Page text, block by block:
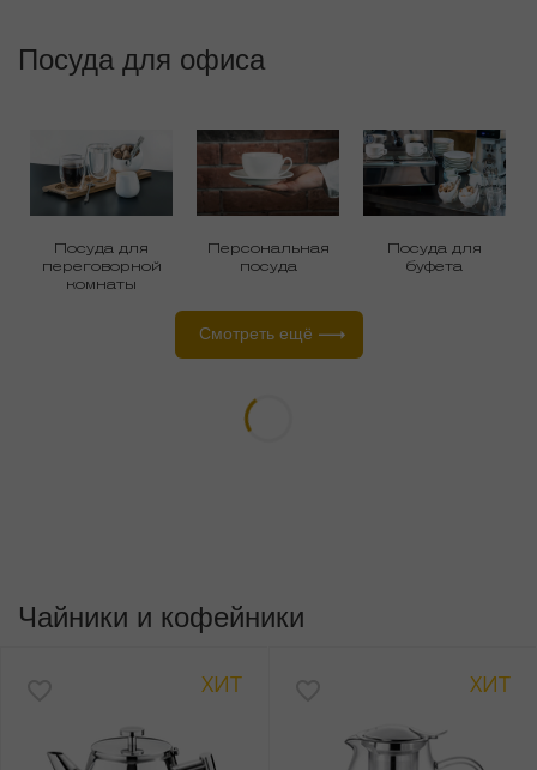
Столовые
приборы
Коллекция
«Монолит»
Посуда для чая и
кофе
Посуда для офиса
Чайники и кофейники